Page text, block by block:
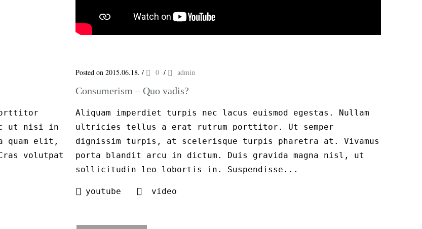
ut nisi in
quam elit,
volutpat
Posted on 2015.06.18. / 0 / admin
Consumerism – Quo vadis?
Aliquam imperdiet turpis nec lacus euismod egestas. Nullam
ultricies tellus a erat rutrum porttitor. Ut semper
dignissim turpis, at scelerisque turpis pharetra at. Vivamus
porta blandit arcu in dictum. Duis gravida magna nisl, ut
sollicitudin leo lobortis in. Suspendisse...
youtube video